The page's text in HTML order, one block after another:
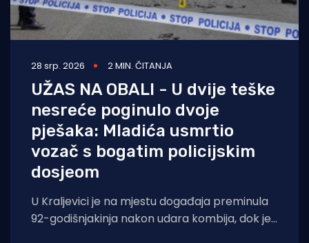
28 srp. 2026 2 MIN. ČITANJA
UŽAS NA OBALI - U dvije teške
nesreće poginulo dvoje
pješaka: Mladića usmrtio
vozač s bogatim policijskim
dosjeom
U Kraljevici je na mjestu događaja preminula
92-godišnjakinja nakon udara kombija, dok je